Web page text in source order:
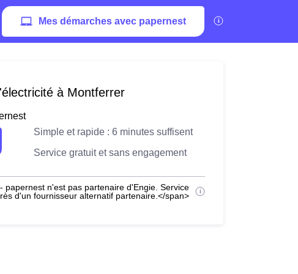
Mes démarches avec papernest
à Montferrer
Simple et rapide : 6 minutes suffisent
Service gratuit et sans engagement
papernest n'est pas partenaire d'Engie. Service
d'un fournisseur alternatif partenaire.</span>